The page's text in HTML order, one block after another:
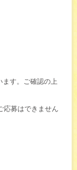
す。ご確認の上
応募はできません